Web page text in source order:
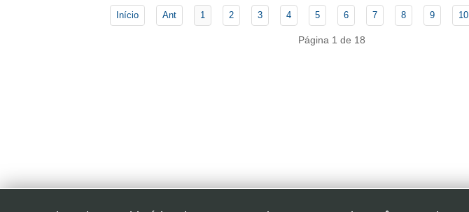
Início Ant 1 2 3 4 5 6 7 8 9 10
Página 1 de 18